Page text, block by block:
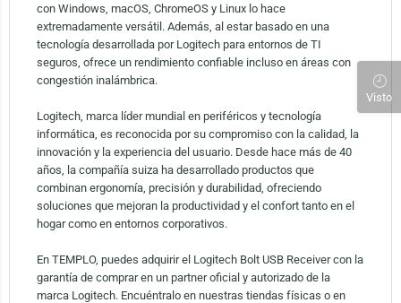
con Windows, macOS, ChromeOS y Linux lo hace
extremadamente versátil. Además, al estar basado en una
tecnología desarrollada por Logitech para entornos de TI
seguros, ofrece un rendimiento confiable incluso en áreas con
congestión inalámbrica.
Logitech, marca líder mundial en periféricos y tecnología
informática, es reconocida por su compromiso con la calidad, la
innovación y la experiencia del usuario. Desde hace más de 40
años, la compañía suiza ha desarrollado productos que
combinan ergonomía, precisión y durabilidad, ofreciendo
soluciones que mejoran la productividad y el confort tanto en el
hogar como en entornos corporativos.
En TEMPLO, puedes adquirir el Logitech Bolt USB Receiver con la
garantía de comprar en un partner oficial y autorizado de la
marca Logitech. Encuéntralo en nuestras tiendas físicas o en
Visto